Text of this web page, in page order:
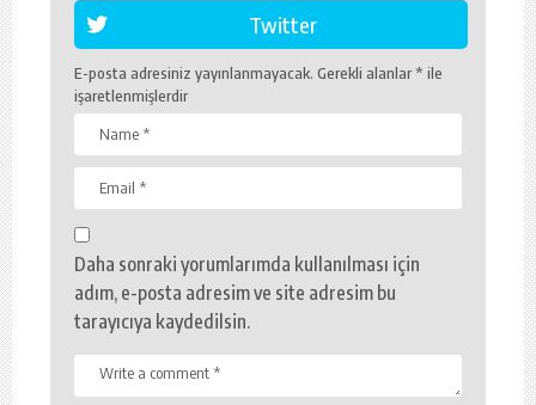
Twitter
E-posta adresiniz yayınlanmayacak. Gerekli alanlar* ile
işaretlenmişlerdir
Daha sonraki yorumlarımda kullanılması için
adım, e-posta adresim ve site adresim bu
tarayıcıya kaydedilsin.